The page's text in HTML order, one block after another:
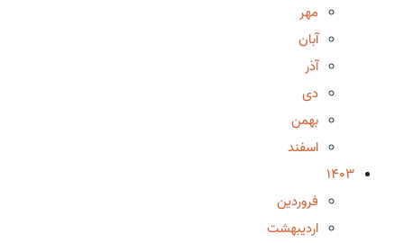
مهر
آبان
آذر
دی
بهمن
اسفند
1403
فروردین
اردیبهشت